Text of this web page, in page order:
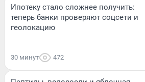
Ипотеку стало сложнее получить:
теперь банки проверяют соцсети и
геолокацию
30 минут 472